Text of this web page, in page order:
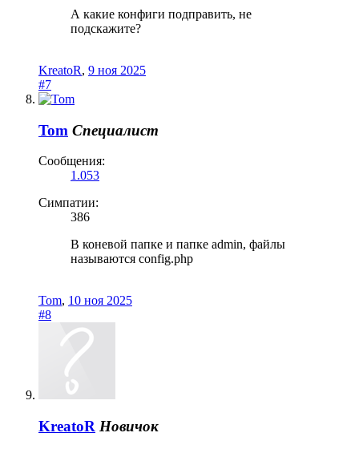
А какие конфиги подправить, не
подскажите?
KreatoR, 9 ноя 2025
#7
Tom Специалист
Сообщения:
1.053
Симпатии:
386
В коневой папке и папке admin, файлы
называются config.php
Tom, 10 ноя 2025
#8
KreatoR Новичок